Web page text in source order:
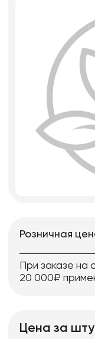
Розничная
При заказе
20 000₽
Цена за